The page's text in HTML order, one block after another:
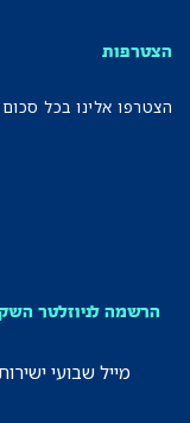
הצטרפות
הצטרפו אלינו בכל סכום
הרשמה לניוזלטר
מייל שבועי